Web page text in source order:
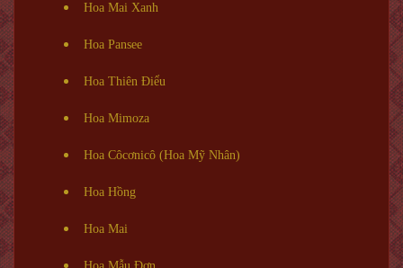
Hoa Mai Xanh
Hoa Pansee
Hoa Thiên Điểu
Hoa Mimoza
Hoa Côcơnicô (Hoa Mỹ Nhân)
Hoa Hồng
Hoa Mai